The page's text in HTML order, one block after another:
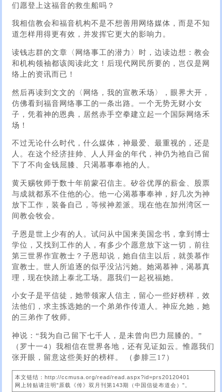
们愿登上这福音的救生船吗？
我相信教会和福音机构不是不想善用网络媒体，而是不知
道怎样用得更有效，并发挥它更大的影响力。
读钱志群的文章〈网络事工的潜力〉时，边读边想：教会
和机构领袖都该阅读此文！后现代网民所要的，岂仅是网
络上的资讯而已！
然后再读到文文的〈网络，我的宣教禾场〉，眼界大开，
仿佛看到福音网络事工的一条出路。一个无势无财小女
子，凭着神的恩典，居然赤手空拳建立起一个国际网络禾
场！
不过无论什么时代，什么媒体，神最爱、最重视的，还是
人。在这个经济挂帅、人人拜金的年代，神仍为祂自己留
下了不向金钱屈膝、只渴慕事奉祂的人。
黄天赐牧师于数十年前蒙召信主。矽谷优厚的薪金、股票
与成就都系不住他的心。他一心渴慕事奉神，好几次为神
放下工作，装备自己，等候神差派。现在他在加州湾区一
间教会牧会。
子恩是世上少有的人。试问从中国来美国念书，拿到博士
学位，又找到工作的人，有多少个愿意放下这一切，前往
第三世界作宣教士？子恩却说，她自信主以后，就羡慕作
宣教士。世人所追逐的似乎没沾污她。她渴慕神，渴慕真
理，现在快踏上泰北工场。愿我们一起祝福她。
小女子是平信徒，她带领家人信主，留心一些好榜样，效
法他们，求主拣选她的一个弟弟作传道人。神应允她，她
的三弟作了牧师。
神说：“我为自己留下七千人，是未曾向巴力屈膝的。”
（罗十一4）我相信在世界各地，还有见证如云。惟愿我们
张开眼，留意这些美好的榜样。 （参腓三17）
本文链结：http://ccmusa.org/read/read.aspx?id=prs20120401
网上转贴请注明"原载《传》双月刊第143期（中国信徒布道会）"。